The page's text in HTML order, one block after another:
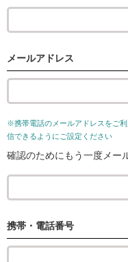
メールアドレス
※携帯電話のメールアドレスをご
信できるようにご設定ください
確認のためにもう一度メー
携帯・電話番号
(営業時間 10:00～22:00)
予約状況
泉岳寺店
(営業時間 10:00～22:00)
03-6760-2299
予約状況